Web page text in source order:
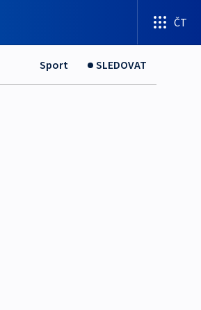
ČT
Sport SLEDOVAT